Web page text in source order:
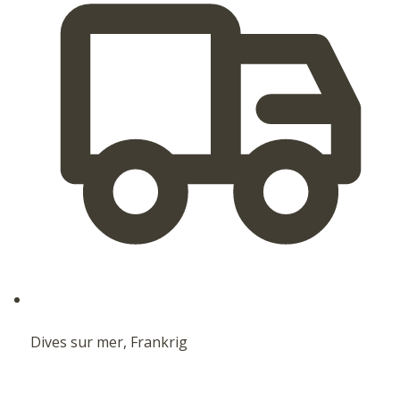
Dives sur mer, Frankrig